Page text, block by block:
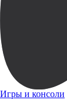
Игры и консоли